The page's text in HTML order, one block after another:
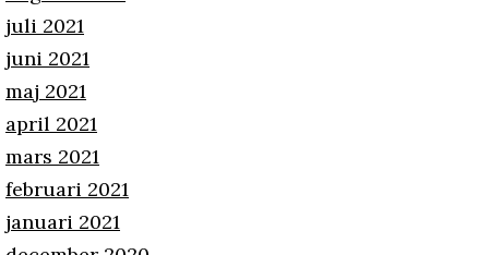
juli 2021
juni 2021
maj 2021
april 2021
mars 2021
februari 2021
januari 2021